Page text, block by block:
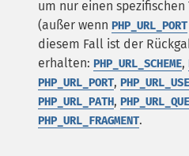
um nur einen spezifischen
(außer wenn PHP_URL_PORT
diesem Fall ist der
erhalten: PHP_URL_SCHEME,
PHP_URL_PORT,
PHP_URL_PATH,
PHP_URL_FRAGMENT.